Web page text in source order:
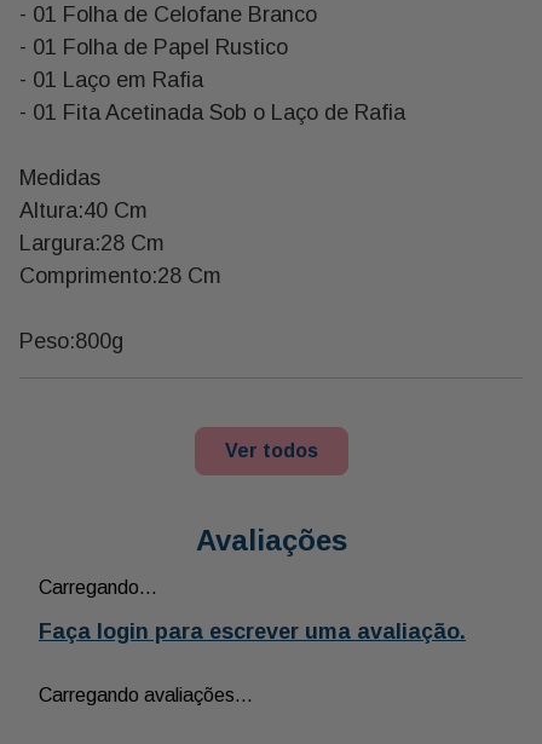
- 01 Folha de Celofane Branco
- 01 Folha de Papel Rustico
- 01 Laço em Rafia
- 01 Fita Acetinada Sob o Laço de Rafia
Medidas
Altura:40 Cm
Largura:28 Cm
Comprimento:28 Cm
Peso:800g
Ver todos
Avaliações
Carregando…
Faça login para escrever uma avaliação.
Carregando avaliações…